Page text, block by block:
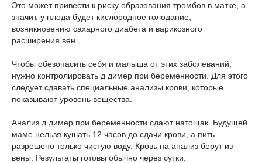
Это может привести к риску образования тромбов в матке, а
значит, у плода будет кислородное голодание,
возникновению сахарного диабета и варикозного
расширения вен.
Чтобы обезопасить себя и малыша от этих заболеваний,
нужно контролировать д димер при беременности. Для этого
следует сдавать специальные анализы крови, которые
показывают уровень вещества.
Анализ д димер при беременности сдают натощак. Будущей
маме нельзя кушать 12 часов до сдачи крови, а пить
разрешено только чистую воду. Кровь на анализ берут из
вены. Результаты готовы обычно через сутки.